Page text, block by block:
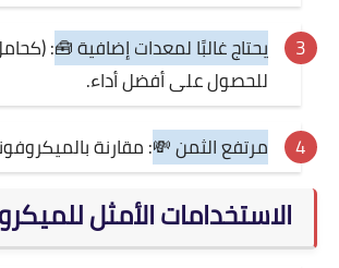
يحتاج غالبًا لمعدات إضافية 🧰:
للحصول على أفضل أداء.
مرتفع الثمن 💸: مقارنة
الاستخدامات الأمثل